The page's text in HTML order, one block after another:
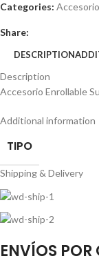
Categories:
Share:
DESCRIPTION
Description
Accesorio Enrollable
Additional information
TIPO
Shipping & Delivery
ENVÍOS POR